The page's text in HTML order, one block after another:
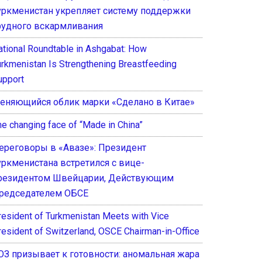
укрепляет систему поддержки
вскармливания
Roundtable in Ashgabat: How
Is Strengthening Breastfeeding
облик марки «Сделано в Китае»
changing face of “Made in China”
в «Авазе»: Президент
встретился с вице-
Швейцарии, Действующим
ОБСЕ
of Turkmenistan Meets with Vice
of Switzerland, OSCE Chairman-in-Office
призывает к готовности: аномальная жара